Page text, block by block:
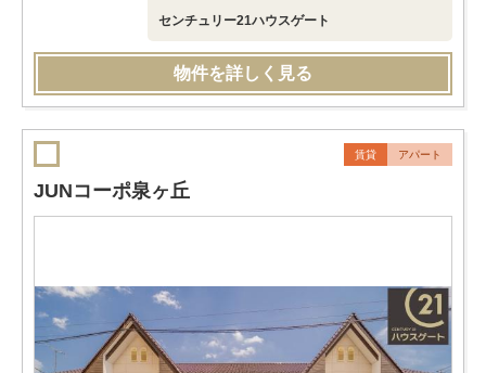
センチュリー21ハウスゲート
物件を詳しく見る
賃貸 アパート
JUNコーポ泉ヶ丘